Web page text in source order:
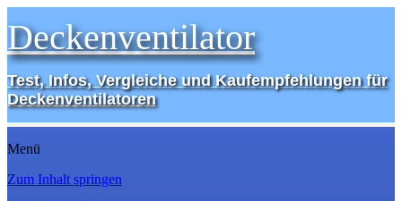
Deckenventilator
Test, Infos, Vergleiche und Kaufempfehlungen für
Deckenventilatoren
Menü
Zum Inhalt springen